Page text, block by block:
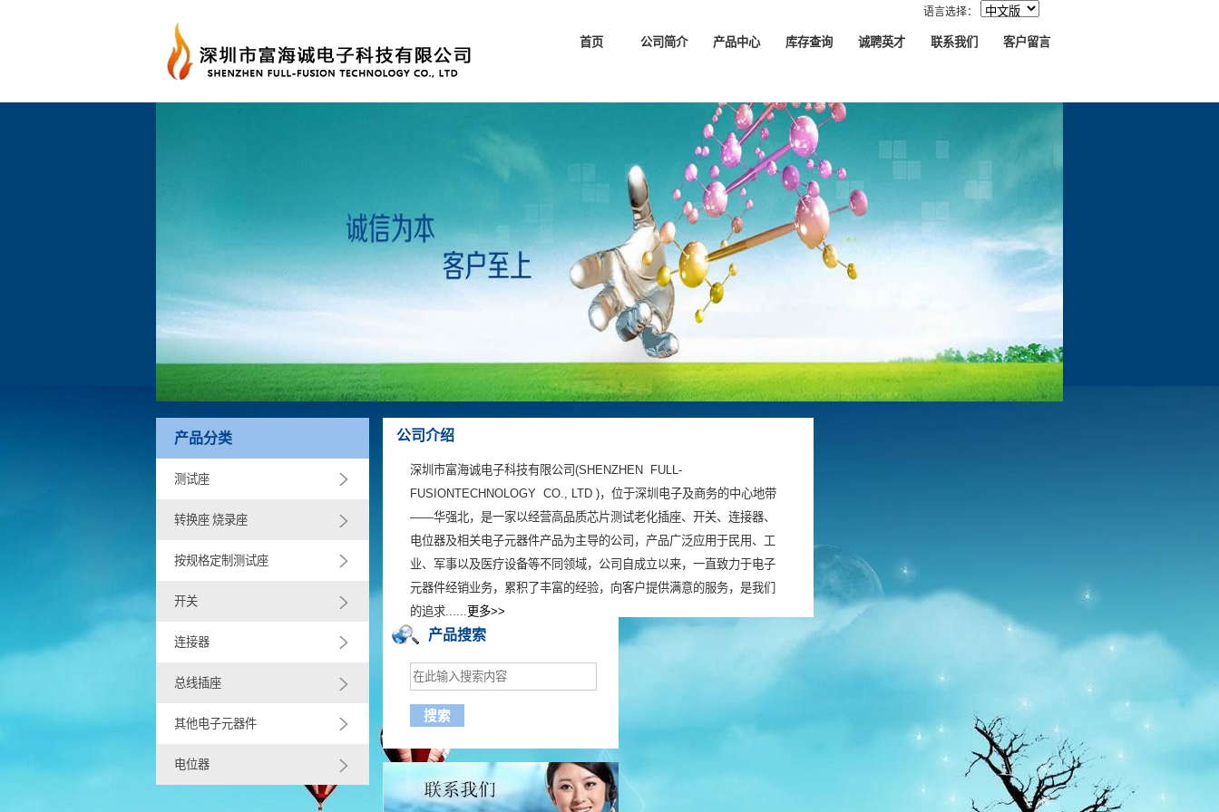
语言选择：
首页 公司简介 产品中心 库存查询 诚聘英才 联系我们 客户留言
产品分类
测试座
转换座 烧录座
按规格定制测试座
开关
连接器
总线插座
其他电子元器件
电位器
公司介绍
深圳市富海诚电子科技有限公司(SHENZHEN FULL-
FUSIONTECHNOLOGY CO., LTD )，位于深圳电子及商务的中心地带
——华强北，是一家以经营高品质芯片测试老化插座、开关、连接器、
电位器及相关电子元器件产品为主导的公司，产品广泛应用于民用、工
业、军事以及医疗设备等不同领域，公司自成立以来，一直致力于电子
元器件经销业务，累积了丰富的经验，向客户提供满意的服务，是我们
的追求...... 更多>>
产品搜索